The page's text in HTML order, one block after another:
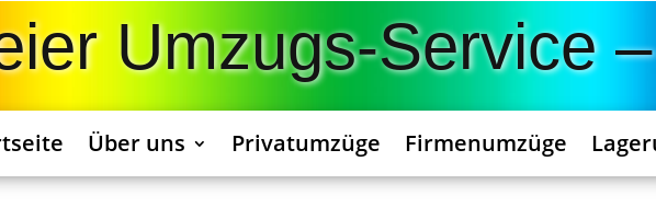
Umzugs-Service –
Über uns Privatumzüge Firmenumzüge